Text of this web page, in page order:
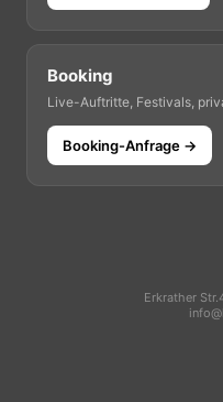
Booking
Live-Auftritte, Festivals,
Booking-Anfrage →
Erkrather